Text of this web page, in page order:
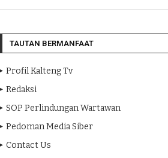
TAUTAN BERMANFAAT
Profil Kalteng Tv
Redaksi
SOP Perlindungan Wartawan
Pedoman Media Siber
Contact Us